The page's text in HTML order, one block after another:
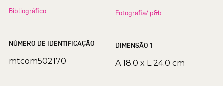
Bibliográfico
NÚMERO DE IDENTIFICAÇÃO
mtcom502170
Fotografia/ p&b
DIMENSÃO 1
A 18.0 x L 24.0 cm